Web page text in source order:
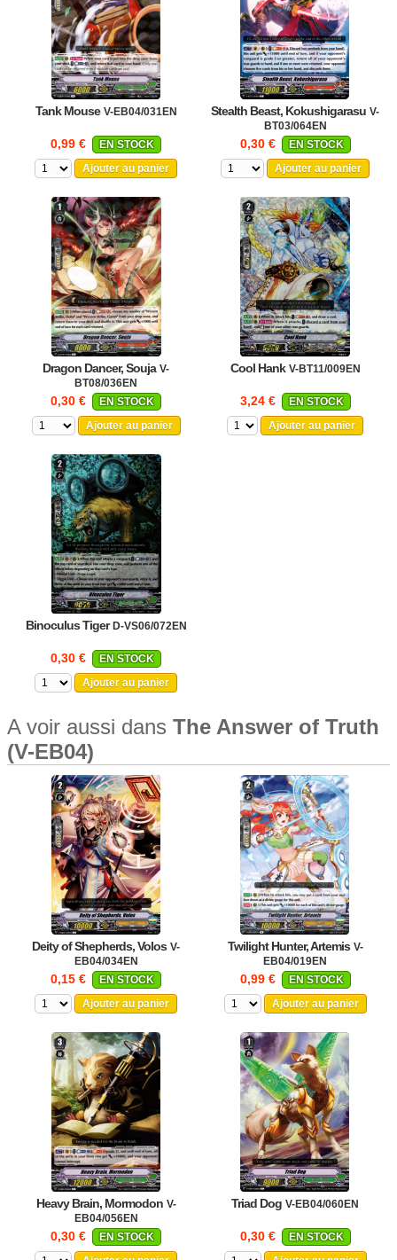
Tank Mouse V-EB04/031EN
0,99 €
EN STOCK
Ajouter au panier
Stealth Beast, Kokushigarasu V-
BT03/064EN
0,30 €
EN STOCK
Ajouter au panier
Dragon Dancer, Souja V-
BT08/036EN
0,30 €
EN STOCK
Ajouter au panier
Cool Hank V-BT11/009EN
3,24 €
EN STOCK
Ajouter au panier
Binoculus Tiger D-VS06/072EN
0,30 €
EN STOCK
Ajouter au panier
A voir aussi dans The Answer of Truth
(V-EB04)
Deity of Shepherds, Volos V-
EB04/034EN
0,15 €
EN STOCK
Ajouter au panier
Twilight Hunter, Artemis V-
EB04/019EN
0,99 €
EN STOCK
Ajouter au panier
Heavy Brain, Mormodon V-
EB04/056EN
0,30 €
EN STOCK
Triad Dog V-EB04/060EN
0,30 €
EN STOCK